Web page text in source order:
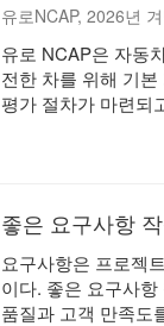
유로NCAP, 2026년
유로 NCAP은 자동
전한 차를 위해 기
평가 절차가 마련되
좋은 요구사항
요구사항은 프로젝
이다. 좋은 요구사
품질과 고객 만족도